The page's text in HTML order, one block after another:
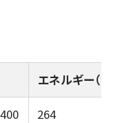
エネルギー（kcal）
264